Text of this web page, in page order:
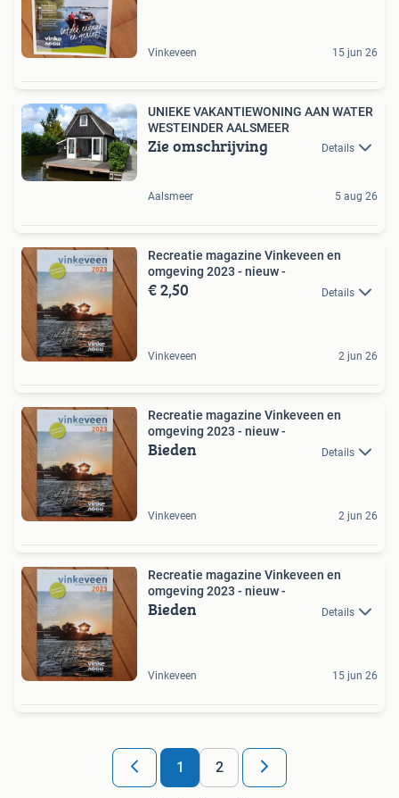
Vinkeveen 15 jun 26
UNIEKE VAKANTIEWONING AAN WATER
WESTEINDER AALSMEER
Zie omschrijving Details
Aalsmeer 5 aug 26
Recreatie magazine Vinkeveen en
omgeving 2023 - nieuw -
€ 2,50 Details
Vinkeveen 2 jun 26
Recreatie magazine Vinkeveen en
omgeving 2023 - nieuw -
Bieden Details
Vinkeveen 2 jun 26
Recreatie magazine Vinkeveen en
omgeving 2023 - nieuw -
Bieden Details
Vinkeveen 15 jun 26
1 2